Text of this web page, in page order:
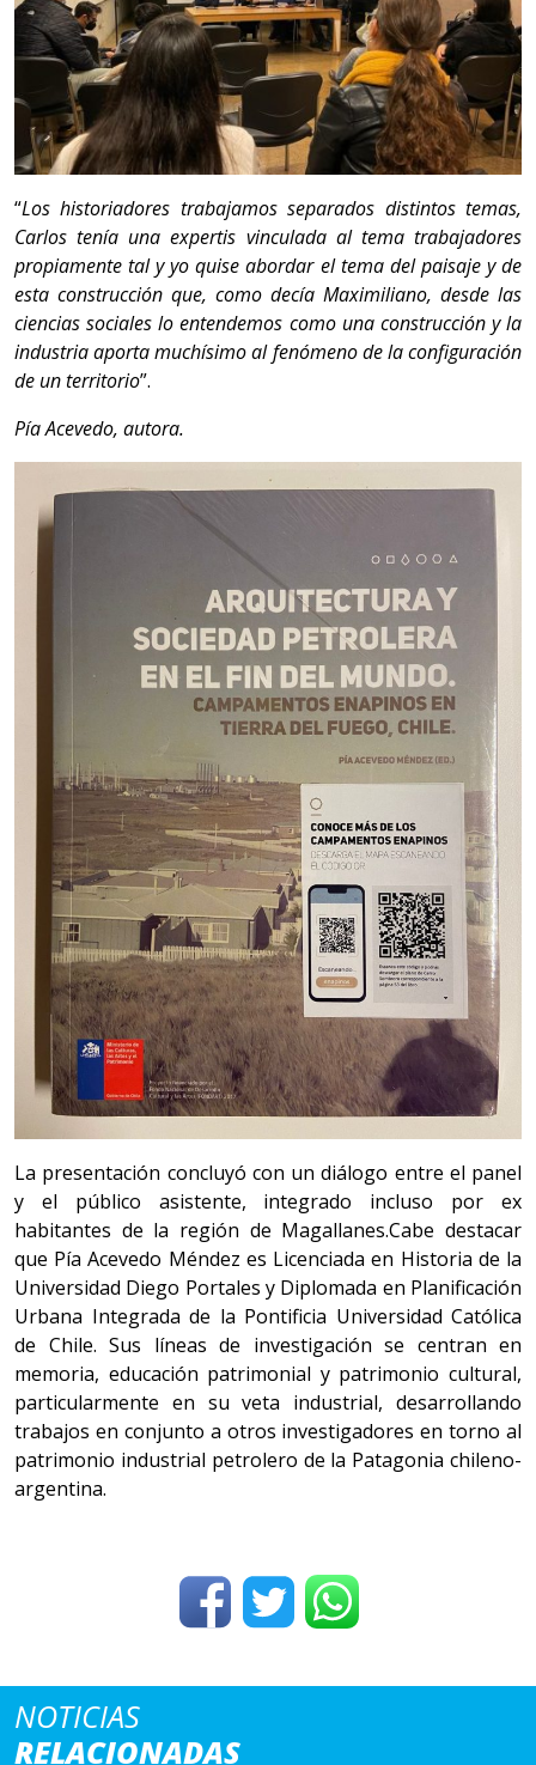
“Los historiadores trabajamos separados distintos temas,
Carlos tenía una expertis vinculada al tema trabajadores
propiamente tal y yo quise abordar el tema del paisaje y de
esta construcción que, como decía Maximiliano, desde las
ciencias sociales lo entendemos como una construcción y la
industria aporta muchísimo al fenómeno de la configuración
de un territorio”.
Pía Acevedo, autora.
La presentación concluyó con un diálogo entre el panel
y el público asistente, integrado incluso por ex
habitantes de la región de Magallanes.Cabe destacar
que Pía Acevedo Méndez es Licenciada en Historia de la
Universidad Diego Portales y Diplomada en Planificación
Urbana Integrada de la Pontificia Universidad Católica
de Chile. Sus líneas de investigación se centran en
memoria, educación patrimonial y patrimonio cultural,
particularmente en su veta industrial, desarrollando
trabajos en conjunto a otros investigadores en torno al
patrimonio industrial petrolero de la Patagonia chileno-
argentina.
NOTICIAS
RELACIONADAS